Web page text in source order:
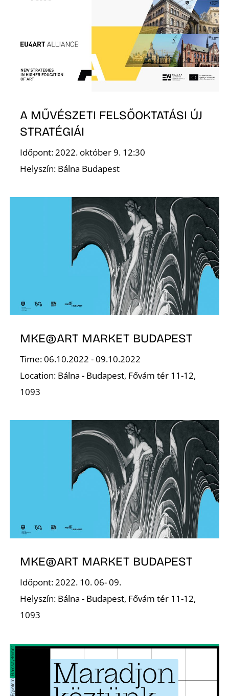
A MŰVÉSZETI FELSŐOKTATÁSI ÚJ
STRATÉGIÁI
Időpont: 2022. október 9. 12:30
Helyszín: Bálna Budapest
MKE@ART MARKET BUDAPEST
Time: 06.10.2022 - 09.10.2022
Location: Bálna - Budapest, Fővám tér 11-12,
1093
MKE@ART MARKET BUDAPEST
Időpont: 2022. 10. 06- 09.
Helyszín: Bálna - Budapest, Fővám tér 11-12,
1093